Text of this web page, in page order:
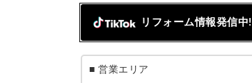
リフォーム情報発信中!
■ 営業エリア